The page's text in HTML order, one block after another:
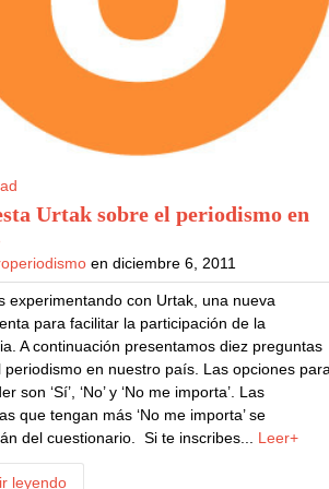
Urtak sobre el periodismo en
en diciembre 6, 2011
experimentando con Urtak, una nueva
para facilitar la participación de la
A continuación presentamos diez preguntas
periodismo en nuestro país. Las opciones
son ‘Sí’, ‘No’ y ‘No me importa’. Las
que tengan más ‘No me importa’ se
del cuestionario. Si te inscribes... Leer+
leyendo